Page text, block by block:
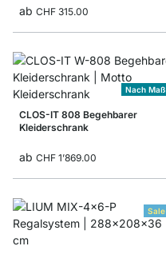
ab CHF 315.00
Nach Maß
CLOS-IT 808 Begehbarer
Kleiderschrank
ab CHF 1’869.00
Sale